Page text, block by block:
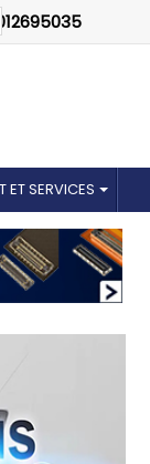
ET SERVICES